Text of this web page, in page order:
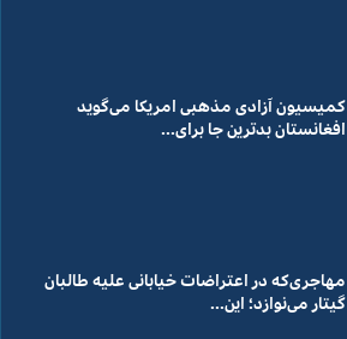
کمیسیون آزادی مذهبی امریکا می‌گوید
افغانستان بدترین جا برای...
مهاجری‌که در اعتراضات خیابانی علیه طالبان
گیتار می‌نوازد؛ این...